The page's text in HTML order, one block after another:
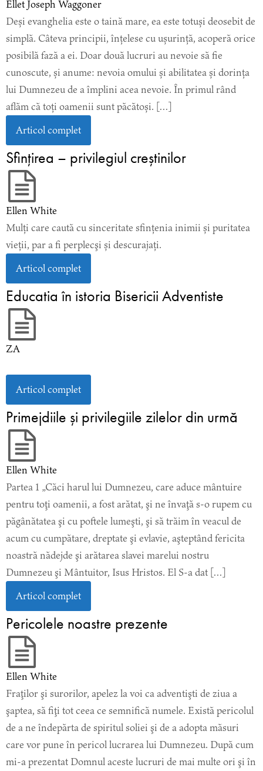
Ellet Joseph Waggoner
Deși evanghelia este o taină mare, ea este totuși deosebit de
simplă. Câteva principii, înțelese cu ușurință, acoperă orice
posibilă fază a ei. Doar două lucruri au nevoie să fie
cunoscute, și anume: nevoia omului și abilitatea și dorința
lui Dumnezeu de a împlini acea nevoie. În primul rând
aflăm că toți oamenii sunt păcătoși. […]
Articol complet
Sfinţirea – privilegiul creştinilor
Ellen White
Mulți care caută cu sinceritate sfințenia inimii și puritatea
vieții, par a fi perplecşi și descurajați.
Articol complet
Educatia în istoria Bisericii Adventiste
ZA
Articol complet
Primejdiile şi privilegiile zilelor din urmă
Ellen White
Partea 1 „Căci harul lui Dumnezeu, care aduce mântuire
pentru toţi oamenii, a fost arătat, şi ne învaţă s-o rupem cu
păgânătatea şi cu poftele lumeşti, şi să trăim în veacul de
acum cu cumpătare, dreptate şi evlavie, aşteptând fericita
noastră nădejde şi arătarea slavei marelui nostru
Dumnezeu şi Mântuitor, Isus Hristos. El S-a dat […]
Articol complet
Pericolele noastre prezente
Ellen White
Fraţilor şi surorilor, apelez la voi ca adventişti de ziua a
şaptea, să fiţi tot ceea ce semnifică numele. Există pericolul
de a ne îndepărta de spiritul soliei şi de a adopta măsuri
care vor pune în pericol lucrarea lui Dumnezeu. După cum
mi-a prezentat Domnul aceste lucruri de mai multe ori şi în